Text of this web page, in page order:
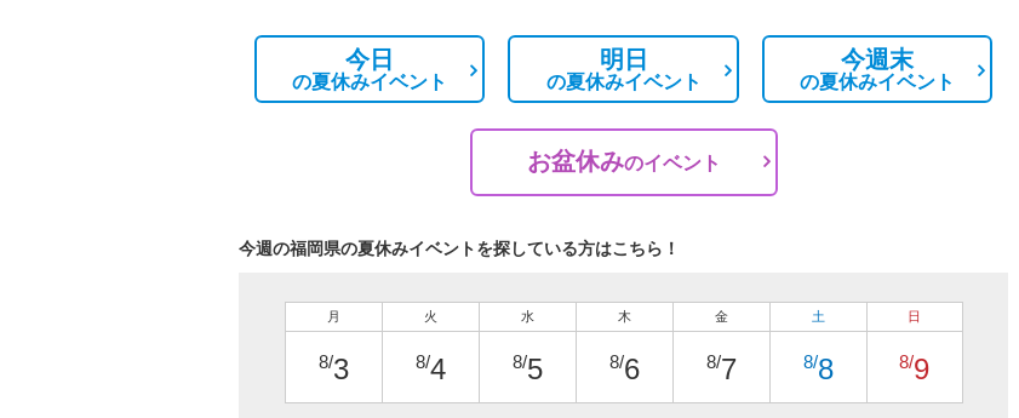
今日
の夏休みイベント
明日
の夏休みイベント
今週末
の夏休みイベント
お盆休みのイベント
今週の福岡県の夏休みイベントを探している方はこちら！
月
8/3
火
8/4
水
8/5
木
8/6
金
8/7
土
8/8
日
8/9